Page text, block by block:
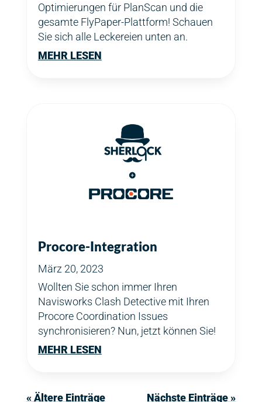
Optimierungen für PlanScan und die
gesamte FlyPaper-Plattform! Schauen
Sie sich alle Leckereien unten an.
MEHR LESEN
Procore-Integration
März 20, 2023
Wollten Sie schon immer Ihren
Navisworks Clash Detective mit Ihren
Procore Coordination Issues
synchronisieren? Nun, jetzt können Sie!
MEHR LESEN
« Ältere Einträge Nächste Einträge »